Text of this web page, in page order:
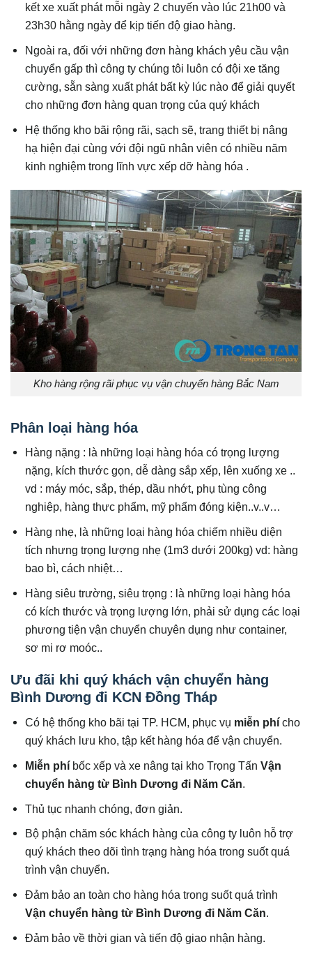
kết xe xuất phát mỗi ngày 2 chuyến vào lúc 21h00 và
23h30 hằng ngày để kịp tiến độ giao hàng.
Ngoài ra, đối với những đơn hàng khách yêu cầu vận
chuyển gấp thì công ty chúng tôi luôn có đội xe tăng
cường, sẵn sàng xuất phát bất kỳ lúc nào để giải quyết
cho những đơn hàng quan trọng của quý khách
Hệ thống kho bãi rộng rãi, sạch sẽ, trang thiết bị nâng
hạ hiện đại cùng với đội ngũ nhân viên có nhiều năm
kinh nghiệm trong lĩnh vực xếp dỡ hàng hóa .
Kho hàng rộng rãi phục vụ vận chuyển hàng Bắc Nam
Phân loại hàng hóa
Hàng nặng : là những loại hàng hóa có trọng lượng
nặng, kích thước gọn, dễ dàng sắp xếp, lên xuống xe ..
vd : máy móc, sắp, thép, dầu nhớt, phụ tùng công
nghiệp, hàng thực phẩm, mỹ phẩm đóng kiện..v..v…
Hàng nhẹ, là những loại hàng hóa chiếm nhiều diện
tích nhưng trọng lượng nhẹ (1m3 dưới 200kg) vd: hàng
bao bì, cách nhiệt…
Hàng siêu trường, siêu trọng : là những loại hàng hóa
có kích thước và trọng lượng lớn, phải sử dụng các loại
phương tiện vận chuyển chuyên dụng như container,
sơ mi rơ moóc..
Ưu đãi khi quý khách vận chuyển hàng
Bình Dương đi KCN Đồng Tháp
Có hệ thống kho bãi tại TP. HCM, phục vụ miễn phícho
quý khách lưu kho, tập kết hàng hóa để vận chuyển.
Miễn phí bốc xếp và xe nâng tại kho Trọng TấnVận
chuyển hàng từ Bình Dương đi Năm Căn.
Thủ tục nhanh chóng, đơn giản.
Bộ phận chăm sóc khách hàng của công ty luôn hỗ trợ
quý khách theo dõi tình trạng hàng hóa trong suốt quá
trình vận chuyển.
Đảm bảo an toàn cho hàng hóa trong suốt quá trình
Vận chuyển hàng từ Bình Dương đi Năm Căn.
Đảm bảo về thời gian và tiến độ giao nhận hàng.